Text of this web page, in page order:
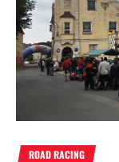
ROAD RACING